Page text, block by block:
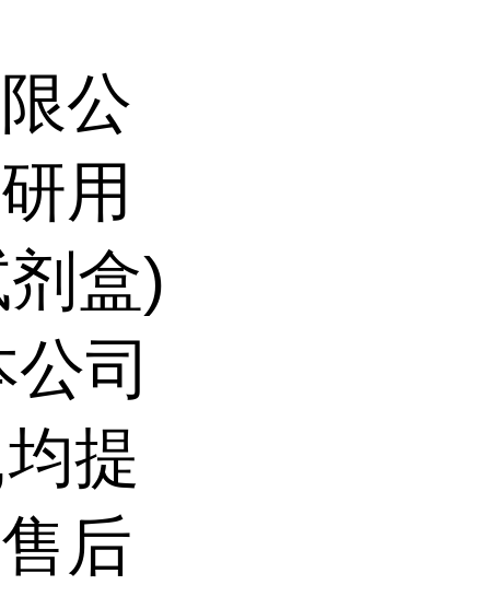
公
用
盒)
司
提
后